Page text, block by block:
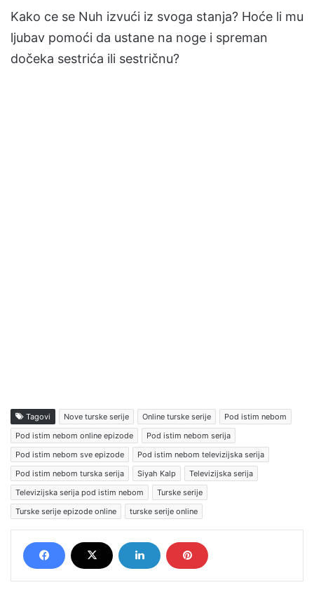
Kako ce se Nuh izvući iz svoga stanja? Hoće li mu
ljubav pomoći da ustane na noge i spreman
dočeka sestrića ili sestričnu?
Tagovi Nove turske serije Online turske serije
Pod istim nebom
Pod istim nebom online epizode
Pod istim nebom serija
Pod istim nebom sve epizode
Pod istim nebom televizijska serija
Pod istim nebom turska serija
Siyah Kalp
Televizijska serija
Televizijska serija pod istim nebom
Turske serije
Turske serije epizode online
turske serije online